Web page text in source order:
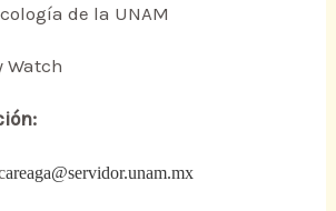
de la UNAM
Watch
areaga@servidor.unam.mx